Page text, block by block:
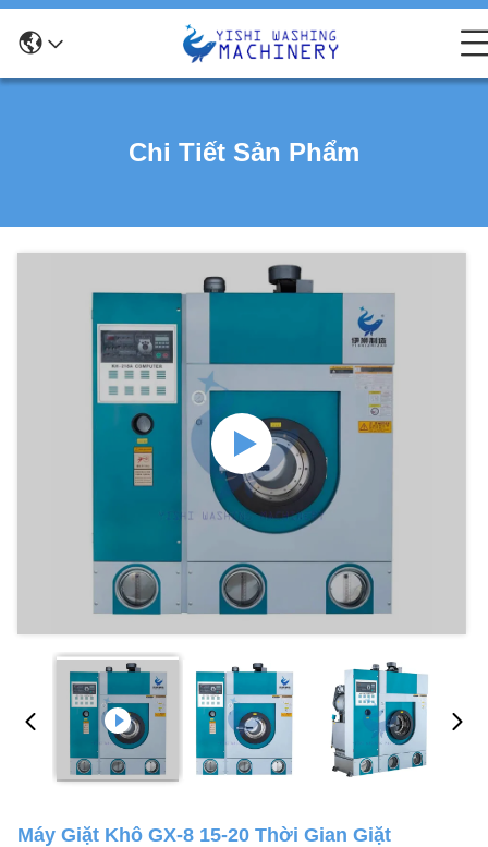
Chi Tiết Sản Phẩm
Máy Giặt Khô GX-8 15-20 Thời Gian Giặt